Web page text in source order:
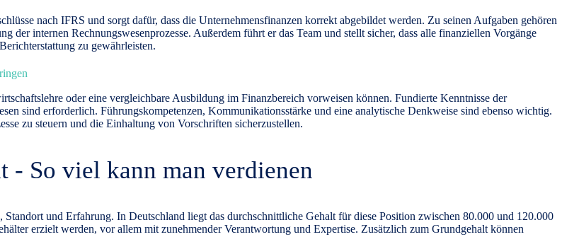
nach IFRS und sorgt dafür, dass die Unternehmensfinanzen korrekt abgebildet werden. Zu seinen Aufgaben gehören
der internen Rechnungswesenprozesse. Außerdem führt er das Team und stellt sicher, dass alle finanziellen Vorgänge
zu gewährleisten.
oder eine vergleichbare Ausbildung im Finanzbereich vorweisen können. Fundierte Kenntnisse der
sind erforderlich. Führungskompetenzen, Kommunikationsstärke und eine analytische Denkweise sind ebenso wichtig.
zu steuern und die Einhaltung von Vorschriften sicherzustellen.
- So viel kann man verdienen
und Erfahrung. In Deutschland liegt das durchschnittliche Gehalt für diese Position zwischen 80.000 und 120.000
erzielt werden, vor allem mit zunehmender Verantwortung und Expertise. Zusätzlich zum Grundgehalt können